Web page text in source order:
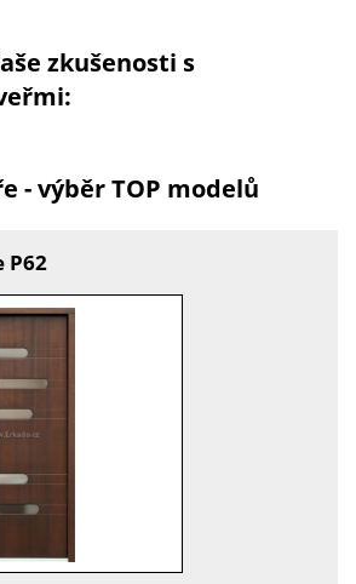
zkušenosti s
- výběr TOP modelů
P62